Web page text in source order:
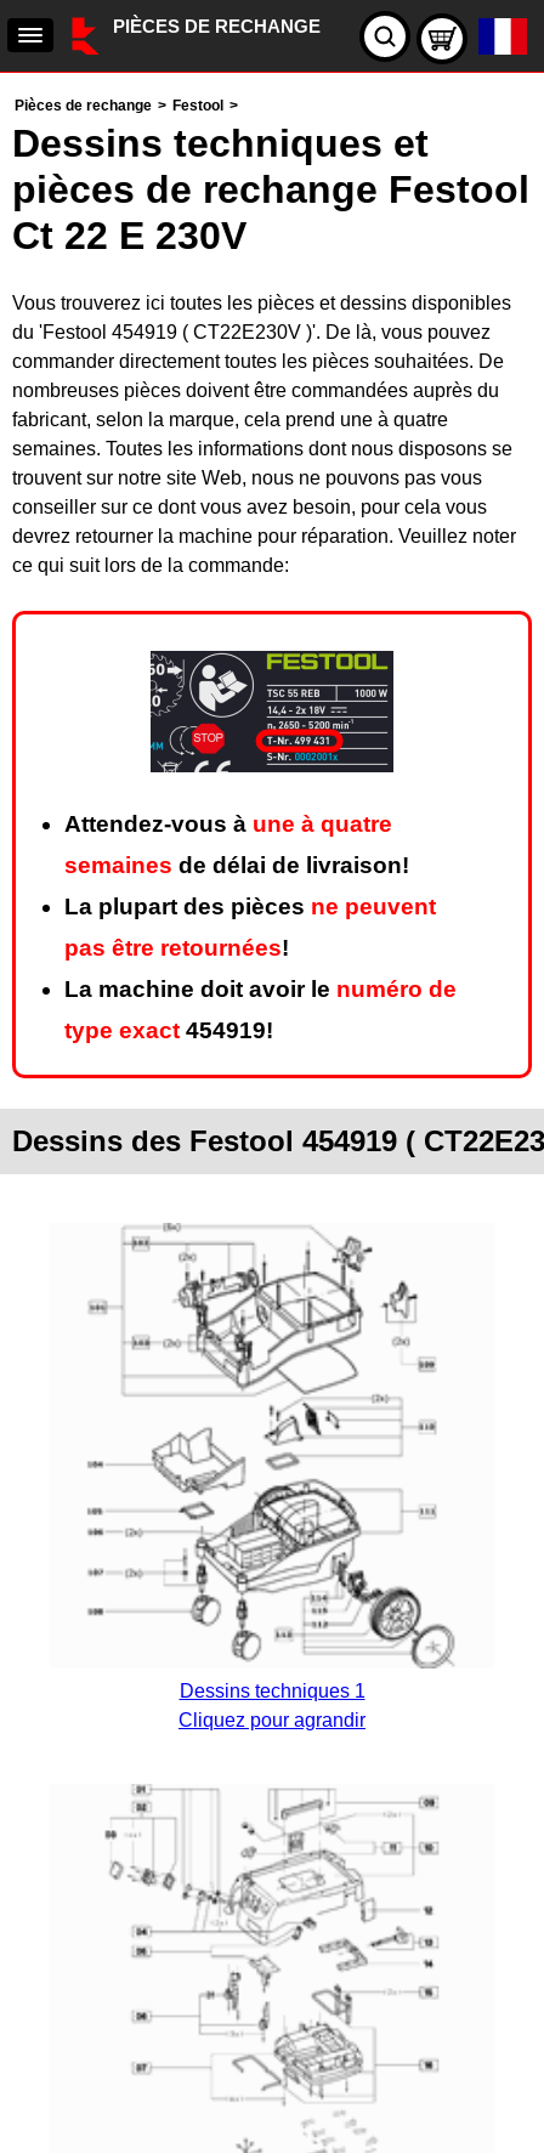
PIÈCES DE RECHANGE
Pièces de rechange > Festool >
Dessins techniques et
pièces de rechange Festool
Ct 22 E 230V
Vous trouverez ici toutes les pièces et dessins disponibles
du 'Festool 454919 ( CT22E230V )'. De là, vous pouvez
commander directement toutes les pièces souhaitées. De
nombreuses pièces doivent être commandées auprès du
fabricant, selon la marque, cela prend une à quatre
semaines. Toutes les informations dont nous disposons se
trouvent sur notre site Web, nous ne pouvons pas vous
conseiller sur ce dont vous avez besoin, pour cela vous
devrez retourner la machine pour réparation. Veuillez noter
ce qui suit lors de la commande:
Attendez-vous à une à quatre
semaines de délai de livraison!
La plupart des pièces ne peuvent
pas être retournées!
La machine doit avoir le numéro de
type exact 454919!
Dessins des Festool 454919 (
Dessins techniques 1
Cliquez pour agrandir